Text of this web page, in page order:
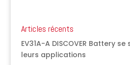
Articles récents
EV31A-A DISCOVER Battery
leurs applications